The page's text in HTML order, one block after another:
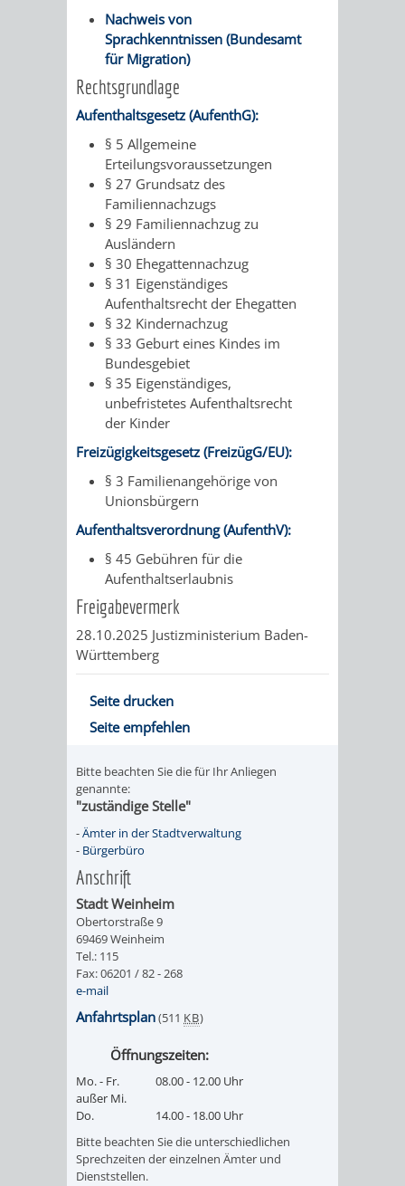
BÄDER
VERANSTALTUNGSRÄUME
STADTHALLE
ROLF-
ENGELBRECHT-
HAUS
BÜRGERSAAL
IM
ALTEN
RATHAUS
Nachweis von
Sprachkenntnissen (Bundesamt
für Migration)
Rechtsgrundlage
Aufenthaltsgesetz (AufenthG):
§ 5 Allgemeine
Erteilungsvoraussetzungen
§ 27 Grundsatz des
Familiennachzugs
§ 29 Familiennachzug zu
Ausländern
§ 30 Ehegattennachzug
§ 31 Eigenständiges
Aufenthaltsrecht der Ehegatten
§ 32 Kindernachzug
§ 33 Geburt eines Kindes im
Bundesgebiet
§ 35 Eigenständiges,
unbefristetes Aufenthaltsrecht
der Kinder
Freizügigkeitsgesetz (FreizügG/EU):
§ 3 Familienangehörige von
Unionsbürgern
Aufenthaltsverordnung (AufenthV):
§ 45 Gebühren für die
Aufenthaltserlaubnis
Freigabevermerk
28.10.2025 Justizministerium Baden-
Württemberg
Seite drucken
Seite empfehlen
Bitte beachten Sie die für Ihr Anliegen
genannte:
"zuständige Stelle"
-Ämter in der Stadtverwaltung
- Bürgerbüro
Anschrift
Stadt Weinheim
Obertorstraße 9
69469 Weinheim
Tel.: 115
Fax: 06201 / 82 - 268
e-mail
Anfahrtsplan(511 KB)
Öffnungszeiten:
Mo. - Fr.
außer Mi.
08.00 - 12.00 Uhr
Do.
14.00 - 18.00 Uhr
Bitte beachten Sie die unterschiedlichen
Sprechzeiten der einzelnen Ämter und
Dienststellen.